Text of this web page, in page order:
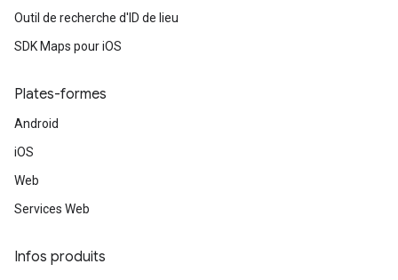
Outil de recherche d'ID de lieu
SDK Maps pour iOS
Plates-formes
Android
iOS
Web
Services Web
Infos produits